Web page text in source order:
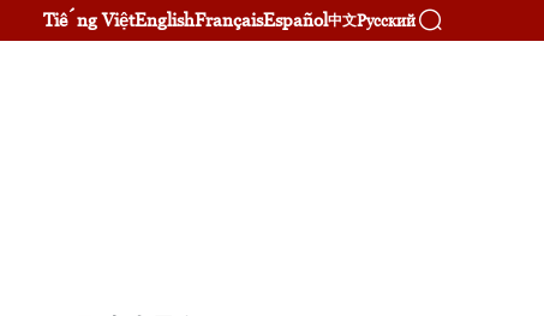
Tiếng ViệtEnglishFrançaisEspañol中文Русский